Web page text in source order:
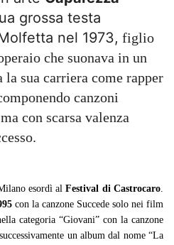
grossa testa
nel 1973, figlio
che suonava in un
sua carriera come rapper
canzoni
con scarsa valenza
esordì al Festival di Castrocaro.
con la canzone Succede solo nei film
categoria “Giovani” con la canzone
un album dal nome “La